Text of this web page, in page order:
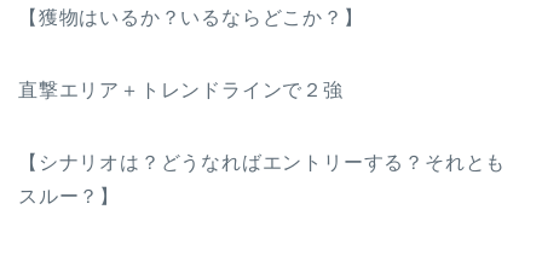
【獲物はいるか？いるならどこか？】
直撃エリア＋トレンドラインで２強
【シナリオは？どうなればエントリーする？それとも
スルー？】